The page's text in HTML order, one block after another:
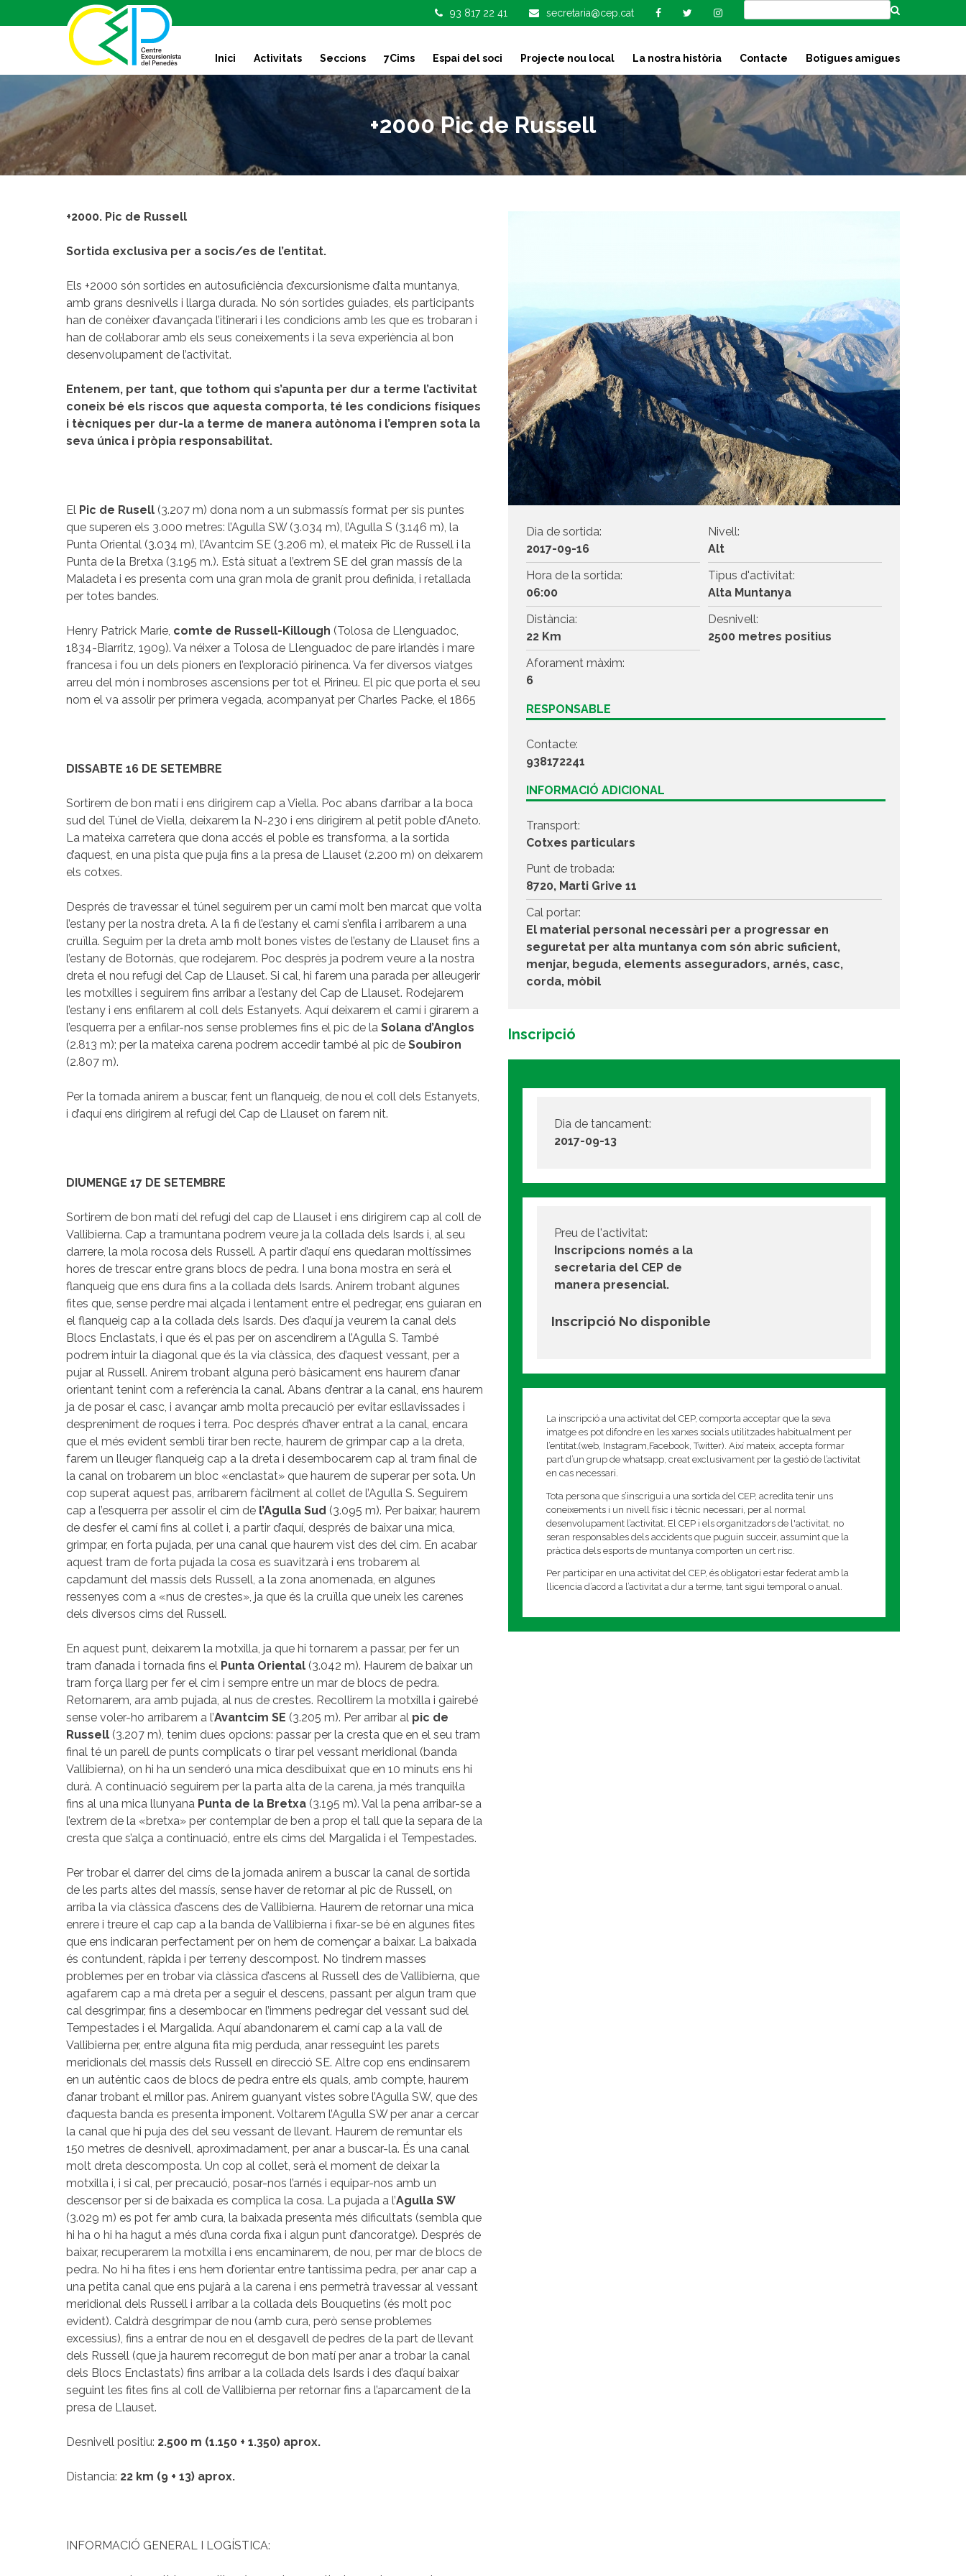
k
t
c
n
93 817 22 41 secretaria@cep.cat
Inici Activitats Seccions 7Cims Espai del soci Projecte nou local La nostra història Contacte Botigues amigues
+2000 Pic de Russell
+2000. Pic de Russell
Sortida exclusiva per a socis/es de l’entitat.
Els +2000 són sortides en autosuficiència d’excursionisme d’alta muntanya,
amb grans desnivells i llarga durada. No són sortides guiades, els participants
han de conèixer d’avançada l’itinerari i les condicions amb les que es trobaran i
han de col·laborar amb els seus coneixements i la seva experiència al bon
desenvolupament de l’activitat.
Entenem, per tant, que tothom qui s’apunta per dur a terme l’activitat
coneix bé els riscos que aquesta comporta, té les condicions físiques
i tècniques per dur-la a terme de manera autònoma i l’empren sota la
seva única i pròpia responsabilitat.
El Pic de Rusell (3.207 m) dona nom a un submassís format per sis puntes
que superen els 3.000 metres: l’Agulla SW (3.034 m), l’Agulla S (3.146 m), la
Punta Oriental (3.034 m), l’Avantcim SE (3.206 m), el mateix Pic de Russell i la
Punta de la Bretxa (3.195 m.). Està situat a l’extrem SE del gran massís de la
Maladeta i es presenta com una gran mola de granit prou definida, i retallada
per totes bandes.
Henry Patrick Marie, comte de Russell-Killough (Tolosa de Llenguadoc,
1834-Biarritz, 1909). Va néixer a Tolosa de Llenguadoc de pare irlandès i mare
francesa i fou un dels pioners en l’exploració pirinenca. Va fer diversos viatges
arreu del món i nombroses ascensions per tot el Pirineu. El pic que porta el seu
nom el va assolir per primera vegada, acompanyat per Charles Packe, el 1865
DISSABTE 16 DE SETEMBRE
Sortirem de bon matí i ens dirigirem cap a Viella. Poc abans d’arribar a la boca
sud del Túnel de Viella, deixarem la N-230 i ens dirigirem al petit poble d’Aneto.
La mateixa carretera que dona accés el poble es transforma, a la sortida
d’aquest, en una pista que puja fins a la presa de Llauset (2.200 m) on deixarem
els cotxes.
Després de travessar el túnel seguirem per un camí molt ben marcat que volta
l’estany per la nostra dreta. A la fi de l’estany el camí s’enfila i arribarem a una
cruïlla. Seguim per la dreta amb molt bones vistes de l’estany de Llauset fins a
l’estany de Botornàs, que rodejarem. Poc desprès ja podrem veure a la nostra
dreta el nou refugi del Cap de Llauset. Si cal, hi farem una parada per alleugerir
les motxilles i seguirem fins arribar a l’estany del Cap de Llauset. Rodejarem
l’estany i ens enfilarem al coll dels Estanyets. Aquí deixarem el camí i girarem a
l’esquerra per a enfilar-nos sense problemes fins el pic de la Solana d’Anglos
(2.813 m); per la mateixa carena podrem accedir també al pic de Soubiron
(2.807 m).
Per la tornada anirem a buscar, fent un flanqueig, de nou el coll dels Estanyets,
i d’aquí ens dirigirem al refugi del Cap de Llauset on farem nit.
DIUMENGE 17 DE SETEMBRE
Sortirem de bon matí del refugi del cap de Llauset i ens dirigirem cap al coll de
Vallibierna. Cap a tramuntana podrem veure ja la collada dels Isards i, al seu
darrere, la mola rocosa dels Russell. A partir d’aquí ens quedaran moltíssimes
hores de trescar entre grans blocs de pedra. I una bona mostra en serà el
flanqueig que ens dura fins a la collada dels Isards. Anirem trobant algunes
fites que, sense perdre mai alçada i lentament entre el pedregar, ens guiaran en
el flanqueig cap a la collada dels Isards. Des d’aquí ja veurem la canal dels
Blocs Enclastats, i que és el pas per on ascendirem a l’Agulla S. També
podrem intuir la diagonal que és la via clàssica, des d’aquest vessant, per a
pujar al Russell. Anirem trobant alguna però bàsicament ens haurem d’anar
orientant tenint com a referència la canal. Abans d’entrar a la canal, ens haurem
ja de posar el casc, i avançar amb molta precaució per evitar esllavissades i
despreniment de roques i terra. Poc després d’haver entrat a la canal, encara
que el més evident sembli tirar ben recte, haurem de grimpar cap a la dreta,
farem un lleuger flanqueig cap a la dreta i desembocarem cap al tram final de
la canal on trobarem un bloc «enclastat» que haurem de superar per sota. Un
cop superat aquest pas, arribarem fàcilment al collet de l’Agulla S. Seguirem
cap a l’esquerra per assolir el cim de l’Agulla Sud (3.095 m). Per baixar, haurem
de desfer el camí fins al collet i, a partir d’aquí, després de baixar una mica,
grimpar, en forta pujada, per una canal que haurem vist des del cim. En acabar
aquest tram de forta pujada la cosa es suavitzarà i ens trobarem al
capdamunt del massís dels Russell, a la zona anomenada, en algunes
ressenyes com a «nus de crestes», ja que és la cruïlla que uneix les carenes
dels diversos cims del Russell.
En aquest punt, deixarem la motxilla, ja que hi tornarem a passar, per fer un
tram d’anada i tornada fins el Punta Oriental (3.042 m). Haurem de baixar un
tram força llarg per fer el cim i sempre entre un mar de blocs de pedra.
Retornarem, ara amb pujada, al nus de crestes. Recollirem la motxilla i gairebé
sense voler-ho arribarem a l’Avantcim SE (3.205 m). Per arribar al pic de
Russell (3.207 m), tenim dues opcions: passar per la cresta que en el seu tram
final té un parell de punts complicats o tirar pel vessant meridional (banda
Vallibierna), on hi ha un senderó una mica desdibuixat que en 10 minuts ens hi
durà. A continuació seguirem per la parta alta de la carena, ja més tranquil·la
fins al una mica llunyana Punta de la Bretxa (3.195 m). Val la pena arribar-se a
l’extrem de la «bretxa» per contemplar de ben a prop el tall que la separa de la
cresta que s’alça a continuació, entre els cims del Margalida i el Tempestades.
Per trobar el darrer del cims de la jornada anirem a buscar la canal de sortida
de les parts altes del massís, sense haver de retornar al pic de Russell, on
arriba la via clàssica d’ascens des de Vallibierna. Haurem de retornar una mica
enrere i treure el cap cap a la banda de Vallibierna i fixar-se bé en algunes fites
que ens indicaran perfectament per on hem de començar a baixar. La baixada
és contundent, ràpida i per terreny descompost. No tindrem masses
problemes per en trobar via clàssica d’ascens al Russell des de Vallibierna, que
agafarem cap a mà dreta per a seguir el descens, passant per algun tram que
cal desgrimpar, fins a desembocar en l’immens pedregar del vessant sud del
Tempestades i el Margalida. Aquí abandonarem el camí cap a la vall de
Vallibierna per, entre alguna fita mig perduda, anar resseguint les parets
meridionals del massís dels Russell en direcció SE. Altre cop ens endinsarem
en un autèntic caos de blocs de pedra entre els quals, amb compte, haurem
d’anar trobant el millor pas. Anirem guanyant vistes sobre l’Agulla SW, que des
d’aquesta banda es presenta imponent. Voltarem l’Agulla SW per anar a cercar
la canal que hi puja des del seu vessant de llevant. Haurem de remuntar els
150 metres de desnivell, aproximadament, per anar a buscar-la. És una canal
molt dreta descomposta. Un cop al collet, serà el moment de deixar la
motxilla i, i si cal, per precaució, posar-nos l’arnés i equipar-nos amb un
descensor per si de baixada es complica la cosa. La pujada a l’Agulla SW
(3.029 m) es pot fer amb cura, la baixada presenta més dificultats (sembla que
hi ha o hi ha hagut a més d’una corda fixa i algun punt d’ancoratge). Després de
baixar, recuperarem la motxilla i ens encaminarem, de nou, per mar de blocs de
pedra. No hi ha fites i ens hem d’orientar entre tantíssima pedra, per anar cap a
una petita canal que ens pujarà a la carena i ens permetrà travessar al vessant
meridional dels Russell i arribar a la collada dels Bouquetins (és molt poc
evident). Caldrà desgrimpar de nou (amb cura, però sense problemes
excessius), fins a entrar de nou en el desgavell de pedres de la part de llevant
dels Russell (que ja haurem recorregut de bon matí per anar a trobar la canal
dels Blocs Enclastats) fins arribar a la collada dels Isards i des d’aquí baixar
seguint les fites fins al coll de Vallibierna per retornar fins a l’aparcament de la
presa de Llauset.
Desnivell positiu: 2.500 m (1.150 + 1.350) aprox.
Distancia: 22 km (9 + 13) aprox.
INFORMACIÓ GENERAL I LOGÍSTICA:
Dia de sortida:
2017-09-16
Nivell:
Alt
Hora de la sortida:
06:00
Tipus d'activitat:
Alta Muntanya
Distància:
22 Km
Desnivell:
2500 metres positius
Aforament màxim:
6
RESPONSABLE
Contacte:
938172241
INFORMACIÓ ADICIONAL
Transport:
Cotxes particulars
Punt de trobada:
8720, Marti Grive 11
Cal portar:
El material personal necessàri per a progressar en
seguretat per alta muntanya com són abric suficient,
menjar, beguda, elements asseguradors, arnés, casc,
corda, mòbil
Inscripció
Dia de tancament:
2017-09-13
Preu de l'activitat:
Inscripcions només a la
secretaria del CEP de
manera presencial.
Inscripció No disponible
La inscripció a una activitat del CEP, comporta acceptar que la seva
imatge es pot difondre en les xarxes socials utilitzades habitualment per
l’entitat.(web, Instagram,Facebook, Twitter). Així mateix, accepta formar
part d’un grup de whatsapp, creat exclusivament per la gestió de l’activitat
en cas necessari.
Tota persona que s’inscrigui a una sortida del CEP, acredita tenir uns
coneixements i un nivell físic i tècnic necessari, per al normal
desenvolupament l’activitat. El CEP i els organitzadors de l'activitat, no
seran responsables dels accidents que puguin succeir, assumint que la
pràctica dels esports de muntanya comporten un cert risc.
Per participar en una activitat del CEP, és obligatori estar federat amb la
llicencia d’acord a l’activitat a dur a terme, tant sigui temporal o anual.